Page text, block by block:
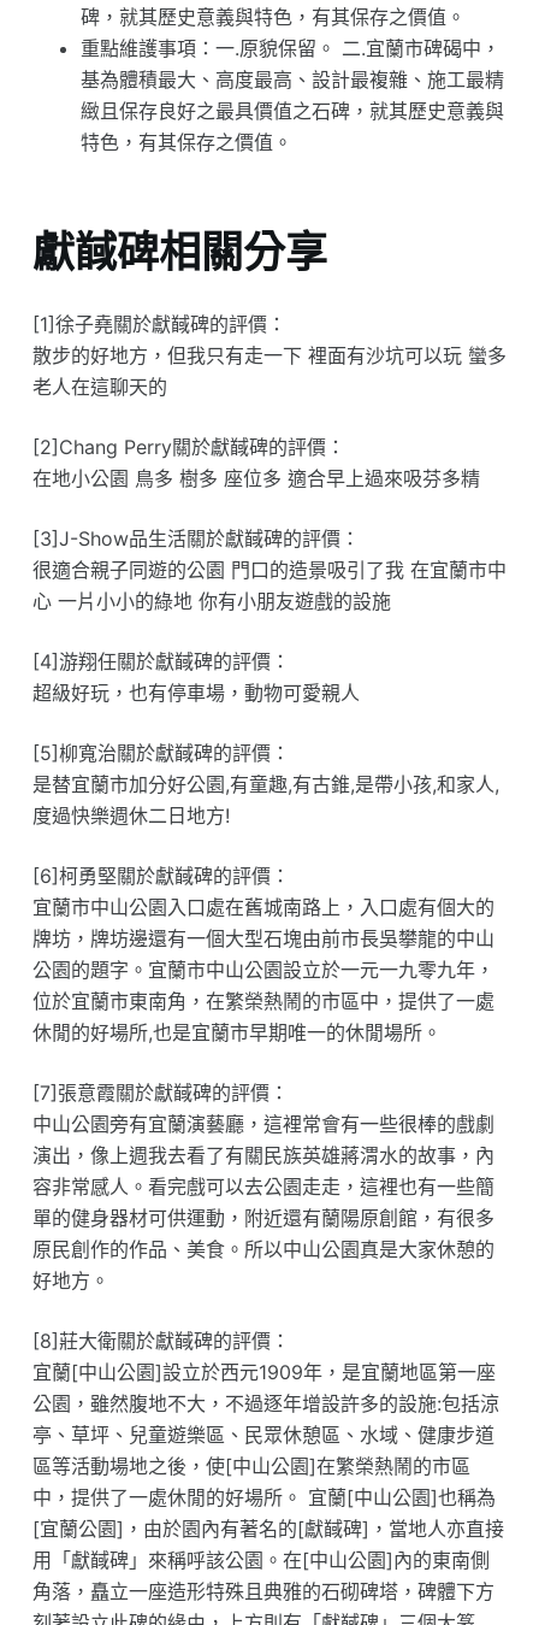
碑，就其歷史意義與特色，有其保存之價值。
重點維護事項：一.原貌保留。 二.宜蘭市碑碣中，
基為體積最大、高度最高、設計最複雜、施工最精
緻且保存良好之最具價值之石碑，就其歷史意義與
特色，有其保存之價值。
獻馘碑相關分享
[1]徐子堯關於獻馘碑的評價：
散步的好地方，但我只有走一下 裡面有沙坑可以玩 蠻多
老人在這聊天的
[2]Chang Perry關於獻馘碑的評價：
在地小公園 鳥多 樹多 座位多 適合早上過來吸芬多精
[3]J-Show品生活關於獻馘碑的評價：
很適合親子同遊的公園 門口的造景吸引了我 在宜蘭市中
心 一片小小的綠地 你有小朋友遊戲的設施
[4]游翔任關於獻馘碑的評價：
超級好玩，也有停車場，動物可愛親人
[5]柳寬治關於獻馘碑的評價：
是替宜蘭市加分好公園,有童趣,有古錐,是帶小孩,和家人,
度過快樂週休二日地方!
[6]柯勇堅關於獻馘碑的評價：
宜蘭市中山公園入口處在舊城南路上，入口處有個大的
牌坊，牌坊邊還有一個大型石塊由前市長吳攀龍的中山
公園的題字。宜蘭市中山公園設立於一元一九零九年，
位於宜蘭市東南角，在繁榮熱鬧的市區中，提供了一處
休閒的好場所,也是宜蘭市早期唯一的休閒場所。
[7]張意霞關於獻馘碑的評價：
中山公園旁有宜蘭演藝廳，這裡常會有一些很棒的戲劇
演出，像上週我去看了有關民族英雄蔣渭水的故事，內
容非常感人。看完戲可以去公園走走，這裡也有一些簡
單的健身器材可供運動，附近還有蘭陽原創館，有很多
原民創作的作品、美食。所以中山公園真是大家休憩的
好地方。
[8]莊大衛關於獻馘碑的評價：
宜蘭[中山公園]設立於西元1909年，是宜蘭地區第一座
公園，雖然腹地不大，不過逐年增設許多的設施:包括涼
亭、草坪、兒童遊樂區、民眾休憩區、水域、健康步道
區等活動場地之後，使[中山公園]在繁榮熱鬧的市區
中，提供了一處休閒的好場所。 宜蘭[中山公園]也稱為
[宜蘭公園]，由於園內有著名的[獻馘碑]，當地人亦直接
用「獻馘碑」來稱呼該公園。在[中山公園]內的東南側
角落，矗立一座造形特殊且典雅的石砌碑塔，碑體下方